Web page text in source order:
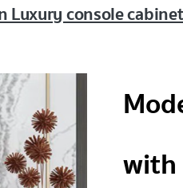
Luxury console
with